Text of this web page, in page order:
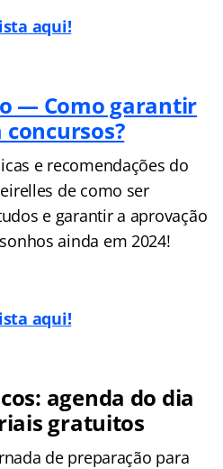
aqui!
— Como garantir
e recomendações do
de como ser
e garantir a aprovação
ainda em 2024!
aqui!
agenda do dia
gratuitos
de preparação para